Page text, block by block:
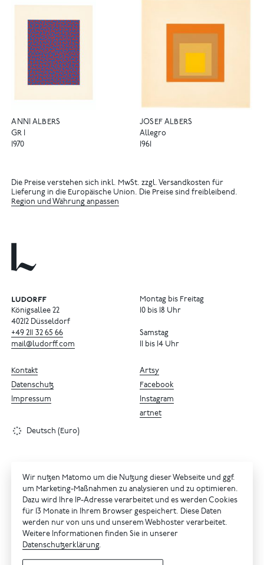
ANNI ALBERS
GR I
1970
JOSEF ALBERS
Allegro
1961
Die Preise verstehen sich inkl. MwSt. zzgl. Versandkosten für
Lieferung in die Europäische Union. Die Preise sind freibleibend.
Region und Währung anpassen
Königsallee 22
40212 Düsseldorf
+49 211 32 65 66
mail@ludorff.com
Montag bis Freitag
10 bis 18 Uhr
Samstag
11 bis 14 Uhr
Artsy
Facebook
Instagram
artnet
Kontakt
Datenschutz
Impressum
Deutsch (Euro)
Wir nutzen Matomo um die Nutzung dieser Webseite und ggf.
um Marketing-Maßnahmen zu analysieren und zu optimieren.
Dazu wird Ihre IP-Adresse verarbeitet und es werden Cookies
für 13 Monate in Ihrem Browser gespeichert. Diese Daten
werden nur von uns und unserem Webhoster verarbeitet.
Weitere Informationen finden Sie in unserer
Datenschutzerklärung.